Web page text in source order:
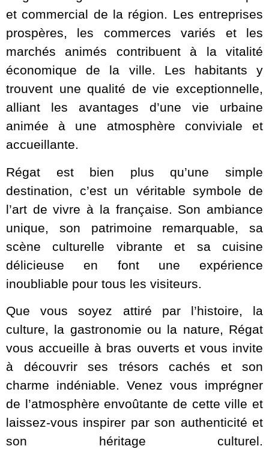
et commercial de la région. Les entreprises
prospères, les commerces variés et les
marchés animés contribuent à la vitalité
économique de la ville. Les habitants y
trouvent une qualité de vie exceptionnelle,
alliant les avantages d’une vie urbaine
animée à une atmosphère conviviale et
accueillante.
Régat est bien plus qu’une simple
destination, c’est un véritable symbole de
l’art de vivre à la française. Son ambiance
unique, son patrimoine remarquable, sa
scène culturelle vibrante et sa cuisine
délicieuse en font une expérience
inoubliable pour tous les visiteurs.
Que vous soyez attiré par l’histoire, la
culture, la gastronomie ou la nature, Régat
vous accueille à bras ouverts et vous invite
à découvrir ses trésors cachés et son
charme indéniable. Venez vous imprégner
de l’atmosphère envoûtante de cette ville et
laissez-vous inspirer par son authenticité et
son héritage culturel.